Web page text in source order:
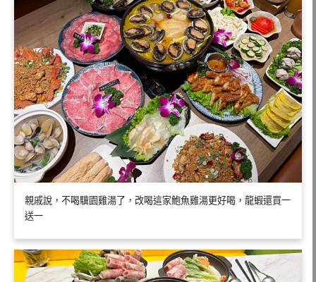
親戚說，不喝驥園雞湯了，改喝這家鮑魚雞湯更好喝，龍蝦還買一
送一